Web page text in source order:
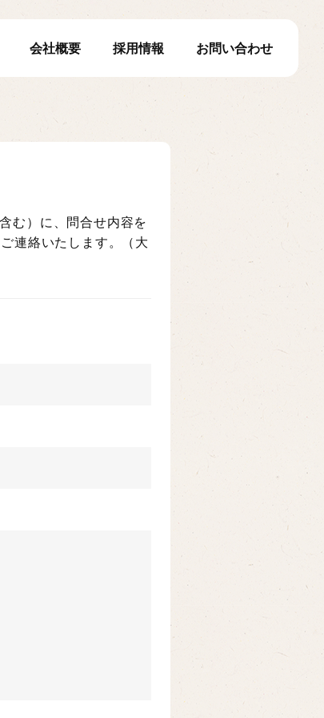
会社概要 採用情報 お問い合わせ
む）に、問合せ内容を
連絡いたします。（大